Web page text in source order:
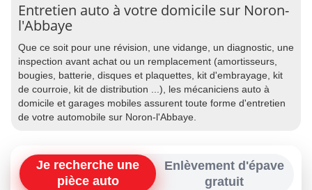
Entretien auto à votre domicile sur Noron-
l'Abbaye
Que ce soit pour une révision, une vidange, un diagnostic, une
inspection avant achat ou un remplacement (amortisseurs,
bougies, batterie, disques et plaquettes, kit d'embrayage, kit
de courroie, kit de distribution ...), les mécaniciens auto à
domicile et garages mobiles assurent toute forme d'entretien
de votre automobile sur Noron-l'Abbaye.
Je recherche une
pièce auto
Enlèvement d'épave
gratuit